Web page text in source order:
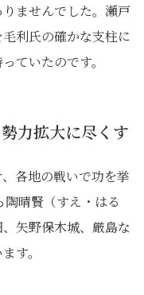
ませんでした。瀬戸
利氏の確かな支柱に
ていたのです。
力拡大に尽くす
各地の戦いで功を挙
晴賢（すえ・はる
矢野保木城、厳島な
す。